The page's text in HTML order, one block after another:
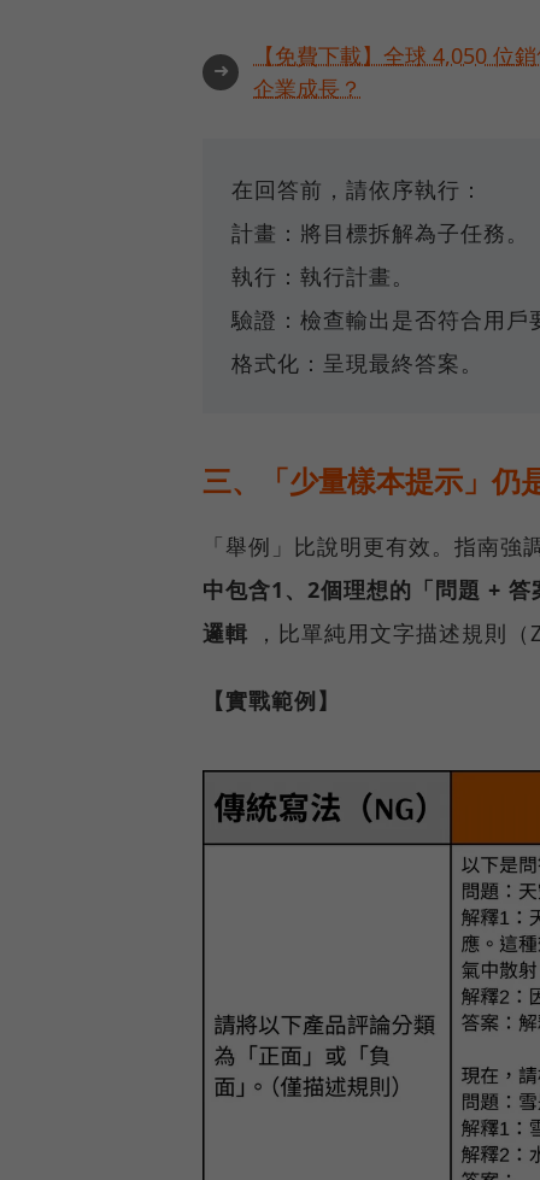
➜
【免費下載】全球 4,050 位
企業成長？
在回答前，請依序執行：
計畫：將目標拆解為子任務。
執行：執行計畫。
驗證：檢查輸出是否符合用戶
格式化：呈現最終答案。
三、「少量樣本提示」仍
「舉例」比說明更有效。指南
中包含1、2個理想的「問題 +
邏輯 ，比單純用文字描述規則
【實戰範例】